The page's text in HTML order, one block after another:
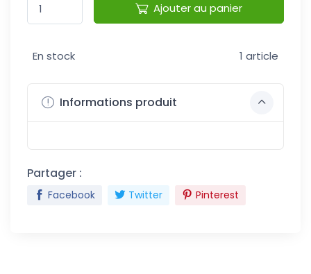
Ajouter au panier
En stock 1 article
Informations produit
Partager :
Facebook Twitter Pinterest